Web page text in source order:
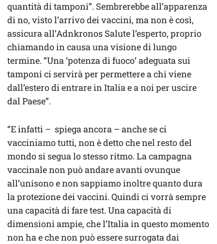
quantità di tamponi”. Sembrerebbe all’apparenza
di no, visto l’arrivo dei vaccini, ma non è così,
assicura all’Adnkronos Salute l’esperto, proprio
chiamando in causa una visione di lungo
termine. “Una ‘potenza di fuoco’ adeguata sui
tamponi ci servirà per permettere a chi viene
dall’estero di entrare in Italia e a noi per uscire
dal Paese”.
“E infatti – spiega ancora – anche se ci
vacciniamo tutti, non è detto che nel resto del
mondo si segua lo stesso ritmo. La campagna
vaccinale non può andare avanti ovunque
all’unisono e non sappiamo inoltre quanto dura
la protezione dei vaccini. Quindi ci vorrà sempre
una capacità di fare test. Una capacità di
dimensioni ampie, che l’Italia in questo momento
non ha e che non può essere surrogata dai